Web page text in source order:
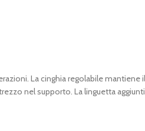
La cinghia regolabile mantiene
nel supporto. La linguetta